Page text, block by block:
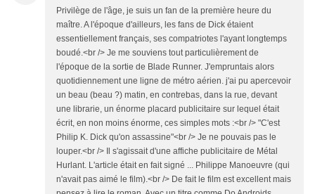
Privilège de l'âge, je suis un fan de la première heure du
maître. A l'époque d'ailleurs, les fans de Dick étaient
essentiellement français, ses compatriotes l'ayant longtemps
boudé.<br /> Je me souviens tout particulièrement de
l'époque de la sortie de Blade Runner. J'empruntais alors
quotidiennement une ligne de métro aérien. j'ai pu apercevoir
un beau (beau ?) matin, en contrebas, dans la rue, devant
une librarie, un énorme placard publicitaire sur lequel était
écrit, en non moins énorme, ces simples mots :<br /> "C'est
Philip K. Dick qu'on assassine"<br /> Je ne pouvais pas le
louper.<br /> Il s'agissait d'une affiche publicitaire de Métal
Hurlant. L'article était en fait signé ... Philippe Manoeuvre (qui
n'avait pas aimé le film).<br /> De fait le film est excellent mais